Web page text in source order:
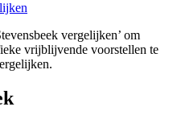
vergelijken’ om
vrijblijvende voorstellen te